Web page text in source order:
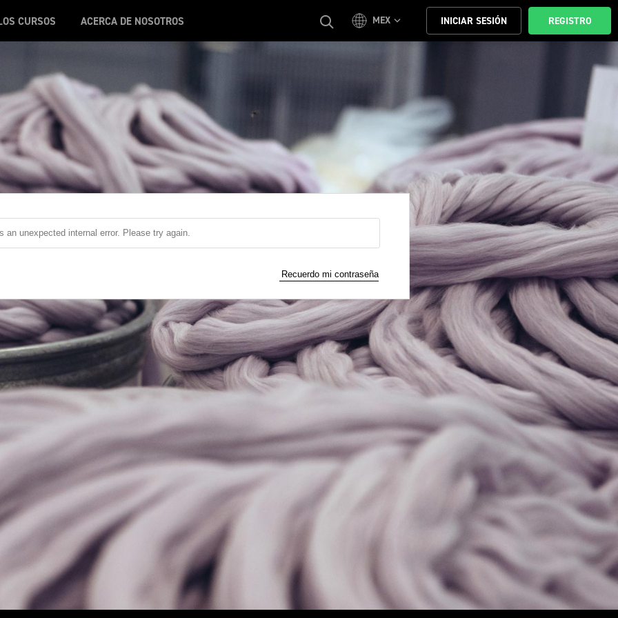
CURSOS
ACERCA DE NOSOTROS MEX INICIAR SESIÓN REGISTRO
an unexpected internal error. Please try again.
Recuerdo mi contraseña